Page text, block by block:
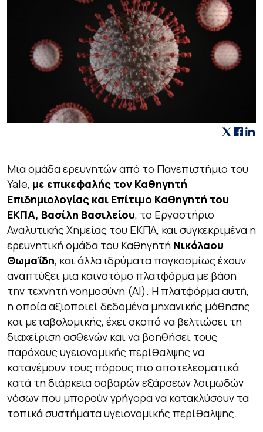
Μια ομάδα ερευνητών από το Πανεπιστήμιο του
Yale, με επικεφαλής τον Καθηγητή
Επιδημιολογίας και Επίτιμο Καθηγητή του
ΕΚΠΑ, Βασίλη Βασιλείου, το Εργαστήριο
Αναλυτικής Χημείας του ΕΚΠΑ, και συγκεκριμένα η
ερευνητική ομάδα του Καθηγητή Νικόλαου
Θωμαΐδη, και άλλα ιδρύματα παγκοσμίως έχουν
αναπτύξει μια καινοτόμο πλατφόρμα με βάση
την τεχνητή νοημοσύνη (AI). Η πλατφόρμα αυτή,
η οποία αξιοποιεί δεδομένα μηχανικής μάθησης
και μεταβολομικής, έχει σκοπό να βελτιώσει τη
διαχείριση ασθενών και να βοηθήσει τους
παρόχους υγειονομικής περίθαλψης να
κατανέμουν τους πόρους πιο αποτελεσματικά
κατά τη διάρκεια σοβαρών εξάρσεων λοιμωδών
νόσων που μπορούν γρήγορα να κατακλύσουν τα
τοπικά συστήματα υγειονομικής περίθαλψης.